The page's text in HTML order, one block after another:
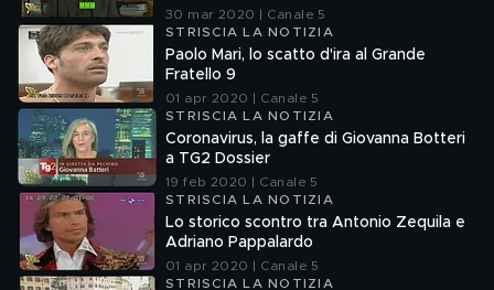
30 mar 2020 | Canale 5
STRISCIA LA NOTIZIA
Paolo Mari, lo scatto d'ira al Grande
Fratello 9
01 apr 2020 | Canale 5
STRISCIA LA NOTIZIA
Coronavirus, la gaffe di Giovanna Botteri
a TG2 Dossier
19 feb 2020 | Canale 5
STRISCIA LA NOTIZIA
Lo storico scontro tra Antonio Zequila e
Adriano Pappalardo
01 apr 2020 | Canale 5
STRISCIA LA NOTIZIA